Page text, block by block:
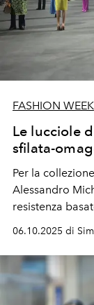
FASHION WEEK
Le lucciole
sfilata-
Per la
Alessandro
resistenza
06.10.2025 di